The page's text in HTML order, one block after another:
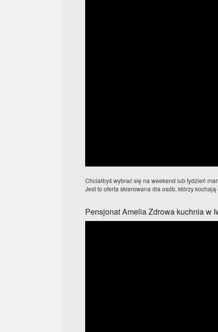
Chciałbyś wybrać się na weekend lub tydzień
Jest to oferta skierowana dla osób, którzy kochają
Pensjonat Amelia Zdrowa kuchnia w